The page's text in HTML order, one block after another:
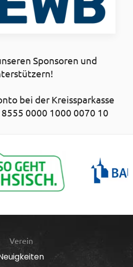
Sponsoren und
bei der Kreissparkasse
0000 1000 0070 10
Verein